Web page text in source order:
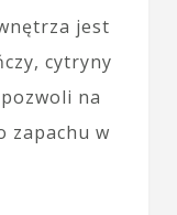
jest
cytryny
na
zapachu w